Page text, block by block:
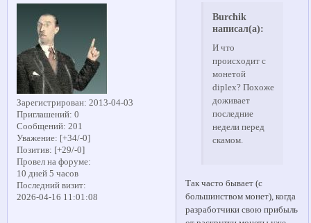
Зарегистрирован: 2013-04-03
Приглашений: 0
Сообщений: 201
Уважение: [+34/-0]
Позитив: [+29/-0]
Провел на форуме:
10 дней 5 часов
Последний визит:
2026-04-16 11:01:08
Burchik
написал(а):
И что
происходит с
монетой
diplex? Похоже
доживает
последние
недели перед
скамом.
Так часто бывает (с
большинством монет), когда
разработчики свою прибыль